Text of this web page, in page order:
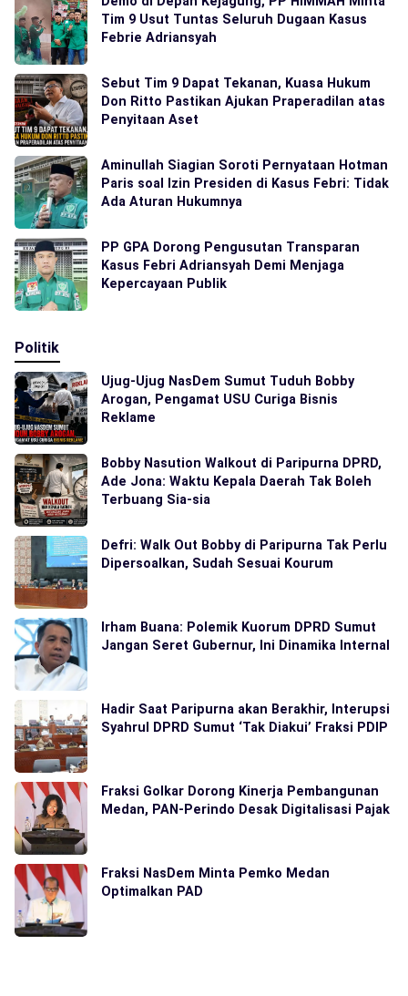
Tim 9 Usut Tuntas Seluruh Dugaan Kasus
Febrie Adriansyah
Sebut Tim 9 Dapat Tekanan, Kuasa Hukum
Don Ritto Pastikan Ajukan Praperadilan atas
Penyitaan Aset
Aminullah Siagian Soroti Pernyataan Hotman
Paris soal Izin Presiden di Kasus Febri: Tidak
Ada Aturan Hukumnya
PP GPA Dorong Pengusutan Transparan
Kasus Febri Adriansyah Demi Menjaga
Kepercayaan Publik
Politik
Ujug-Ujug NasDem Sumut Tuduh Bobby
Arogan, Pengamat USU Curiga Bisnis
Reklame
Bobby Nasution Walkout di Paripurna DPRD,
Ade Jona: Waktu Kepala Daerah Tak Boleh
Terbuang Sia-sia
Defri: Walk Out Bobby di Paripurna Tak Perlu
Dipersoalkan, Sudah Sesuai Kourum
Irham Buana: Polemik Kuorum DPRD Sumut
Jangan Seret Gubernur, Ini Dinamika Internal
Hadir Saat Paripurna akan Berakhir, Interupsi
Syahrul DPRD Sumut ‘Tak Diakui’ Fraksi PDIP
Fraksi Golkar Dorong Kinerja Pembangunan
Medan, PAN-Perindo Desak Digitalisasi Pajak
Fraksi NasDem Minta Pemko Medan
Optimalkan PAD